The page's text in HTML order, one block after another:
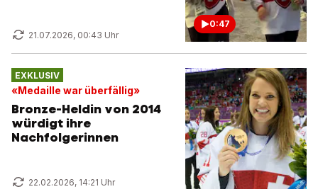
21.07.2026, 00:43 Uhr
0:47
EXKLUSIV
«Medaille war überfällig»
Bronze-Heldin von 2014
würdigt ihre
Nachfolgerinnen
22.02.2026, 14:21 Uhr